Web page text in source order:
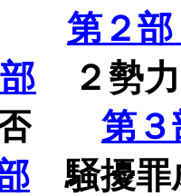
第２
２勢力
否 第３
騒擾罪